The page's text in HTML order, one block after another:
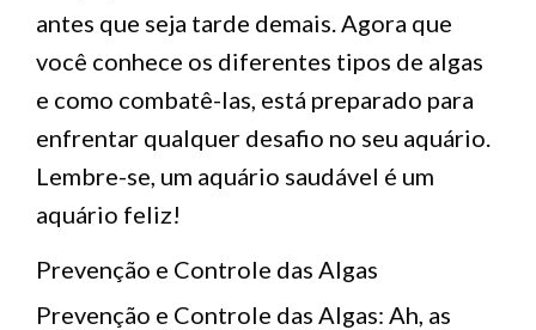
antes que seja tarde demais. Agora que
você conhece os diferentes tipos de algas
e como combatê-las, está preparado para
enfrentar qualquer desafio no seu aquário.
Lembre-se, um aquário saudável é um
aquário feliz!
Prevenção e Controle das Algas
Prevenção e Controle das Algas: Ah, as